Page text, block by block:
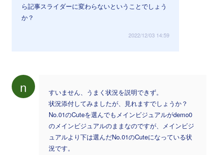
ら記事スライダーに変わらないということでしょう
か？
2022/12/03 14:59
n
すいません、うまく状況を説明できず。
状況添付してみましたが、見れますでしょうか？
No.01のCuteを選んでもメインビジュアルがdemo0
のメインビジュアルのままなのですが、メインビジ
ュアルより下は選んだNo.01のCuteになっている状
況です。